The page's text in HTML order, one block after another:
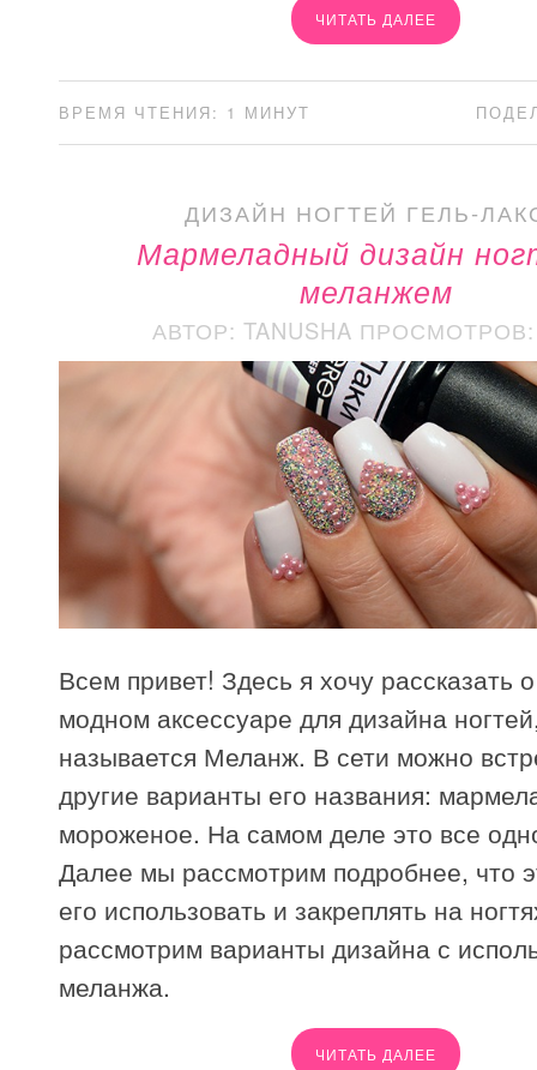
ЧИТАТЬ ДАЛЕЕ
ВРЕМЯ ЧТЕНИЯ: 1 МИНУТ
ДИЗАЙН НОГТЕЙ ГЕЛЬ-
Мармеладный дизайн
меланжем
АВТОР: TANUSHA ПРОСМОТРОВ:
Всем привет! Здесь я хочу рассказать
модном аксессуаре для дизайна
называется Меланж. В сети можно
другие варианты его названия:
мороженое. На самом деле это все
Далее мы рассмотрим подробнее, что
его использовать и закреплять на
рассмотрим варианты дизайна с
меланжа.
ЧИТАТЬ ДАЛЕЕ